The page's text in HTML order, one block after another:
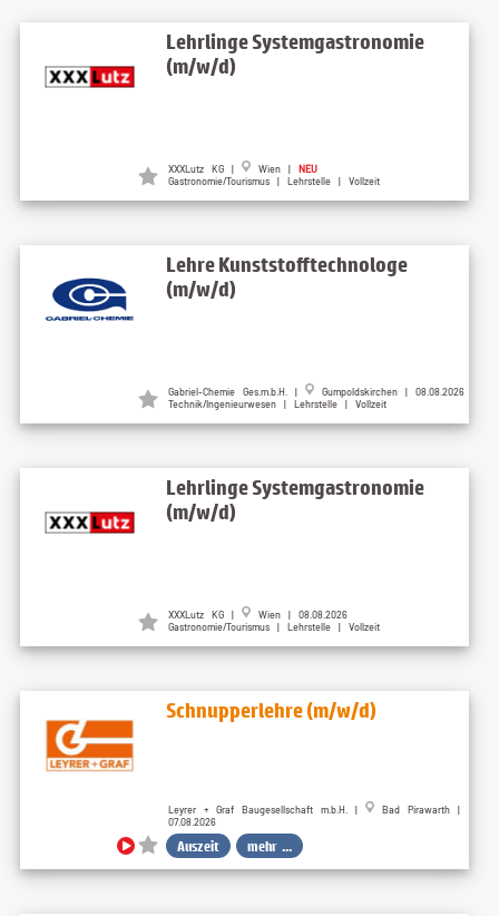
Lehrlinge Systemgastronomie
(m/w/d)
XXXLutz KG | Wien | NEU
Gastronomie/Tourismus | Lehrstelle | Vollzeit
Lehre Kunststofftechnologe
(m/w/d)
Gabriel-Chemie Ges.m.b.H. |
Gumpoldskirchen | 08.08.2026
Technik/Ingenieurwesen | Lehrstelle | Vollzeit
Lehrlinge Systemgastronomie
(m/w/d)
XXXLutz KG |
Wien | 08.08.2026
Gastronomie/Tourismus | Lehrstelle | Vollzeit
Schnupperlehre (m/w/d)
Leyrer + Graf Baugesellschaft m.b.H. |
Bad Pirawarth |
07.08.2026
Auszeit mehr ...